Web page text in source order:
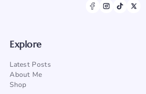
Explore
Latest Posts
About Me
Shop